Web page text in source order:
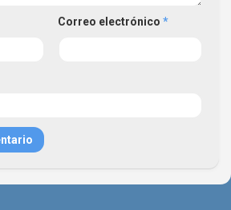
Correo electrónico *